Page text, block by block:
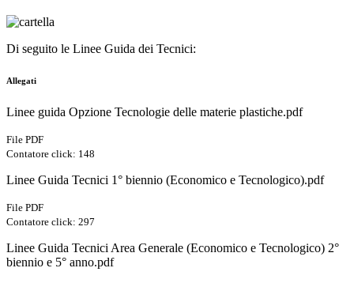
Di seguito le Linee Guida dei Tecnici:
Allegati
Linee guida Opzione Tecnologie delle materie plastiche.pdf
File PDF
Contatore click: 148
Linee Guida Tecnici 1° biennio (Economico e Tecnologico).pdf
File PDF
Contatore click: 297
Linee Guida Tecnici Area Generale (Economico e Tecnologico) 2°
biennio e 5° anno.pdf